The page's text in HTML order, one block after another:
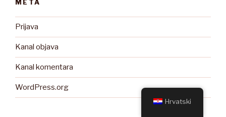
META
Prijava
Kanal objava
Kanal komentara
WordPress.org
Hrvatski